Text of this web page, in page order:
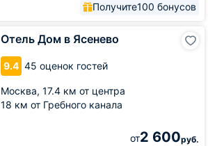
Получите100 бонусов
Отель Дом в Ясенево
9.4 45 оценок гостей
Москва, 17.4 км от центра
18 км от Гребного канала
от2 600руб.